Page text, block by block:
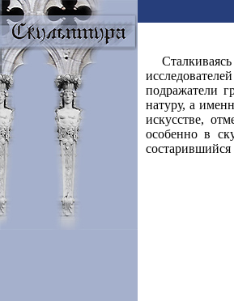
подражатели
натуру, а
искусстве,
особенно в